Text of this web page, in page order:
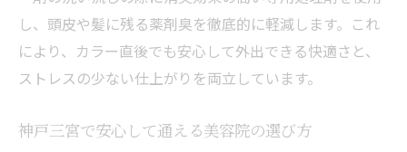
薬剤残留を防ぐことで叶う美髪と健康の両
立
三宮の専門店でしかできない徹底ケアの実
し、頭皮や髪に残る薬剤臭を徹底的に軽減します。これ
により、カラー直後でも安心して外出できる快適さと、
ストレスの少ない仕上がりを両立しています。
神戸三宮で安心して通える美容院の選び方